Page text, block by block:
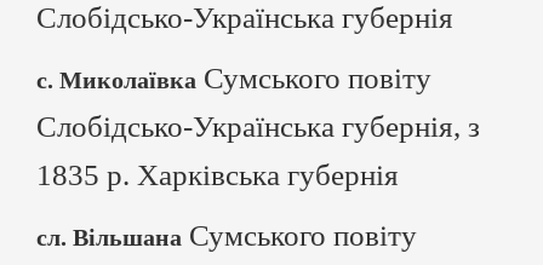
Слобідсько-Українська губернія
с. Миколаївка Сумського повіту
Слобідсько-Українська губернія, з
1835 р. Харківська губернія
сл. Вільшана Сумського повіту